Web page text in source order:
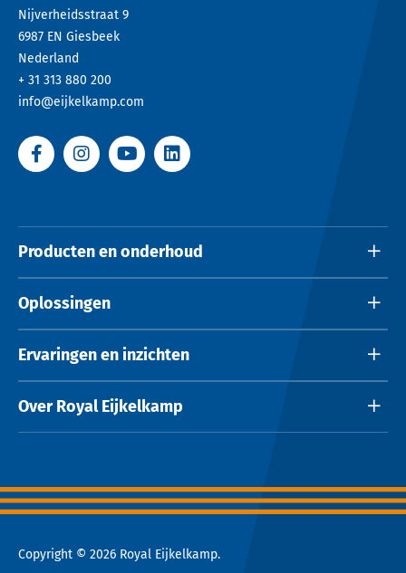
Nijverheidsstraat 9
6987 EN Giesbeek
Nederland
+ 31 313 880 200
info@eijkelkamp.com
Producten en onderhoud
Oplossingen
Ervaringen en inzichten
Over Royal Eijkelkamp
Copyright © 2026 Royal Eijkelkamp.